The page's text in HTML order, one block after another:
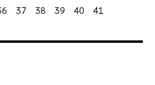
37 38 39 40 41